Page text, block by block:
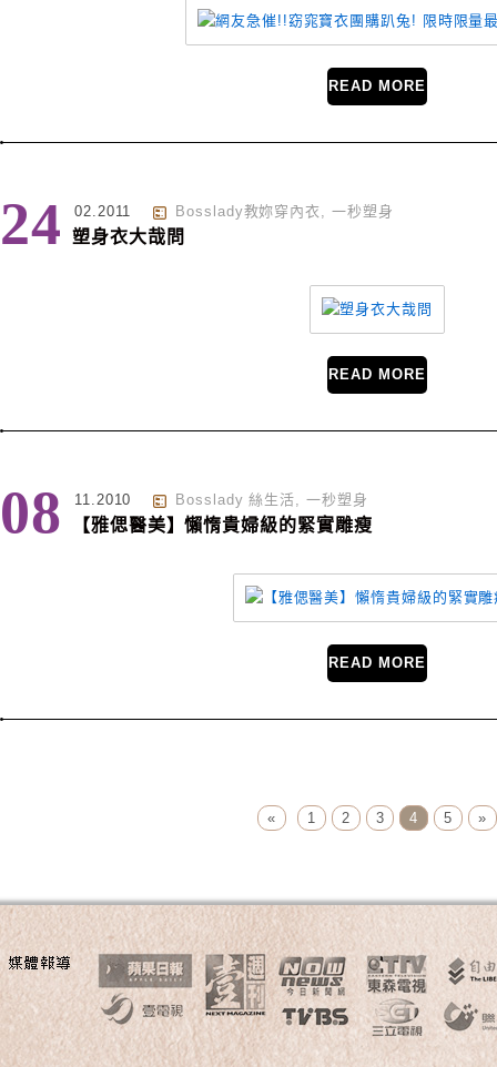
READ MORE
24 02.2011 Bosslady教妳穿內衣 , 一秒塑身
塑身衣大哉問
READ MORE
08 11.2010 Bosslady 絲生活,一秒塑身
【雅偲醫美】懶惰貴婦級的緊實雕瘦
READ MORE
« 1 2 3 4 5 »